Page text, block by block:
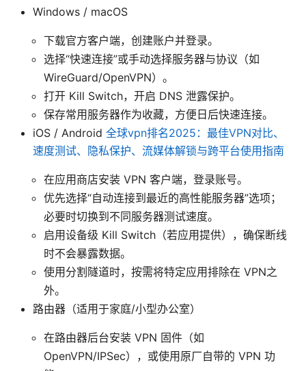
Windows / macOS
下载官方客户端，创建账户并登录。
选择“快速连接”或手动选择服务器与协议（如
WireGuard/OpenVPN）。
打开 Kill Switch，开启 DNS 泄露保护。
保存常用服务器作为收藏，方便日后快速连接。
iOS / Android 全球vpn排名2025：最佳VPN对比、
速度测试、隐私保护、流媒体解锁与跨平台使用指南
在应用商店安装 VPN 客户端，登录账号。
优先选择“自动连接到最近的高性能服务器”选项；
必要时切换到不同服务器测试速度。
启用设备级 Kill Switch（若应用提供），确保断线
时不会暴露数据。
使用分割隧道时，按需将特定应用排除在 VPN之
外。
路由器（适用于家庭/小型办公室）
在路由器后台安装 VPN 固件（如
OpenVPN/IPSec），或使用原厂自带的 VPN 功